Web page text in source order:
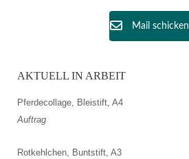
Mail schicken
AKTUELL IN ARBEIT
Pferdecollage, Bleistift, A4
Auftrag
Rotkehlchen, Buntstift, A3